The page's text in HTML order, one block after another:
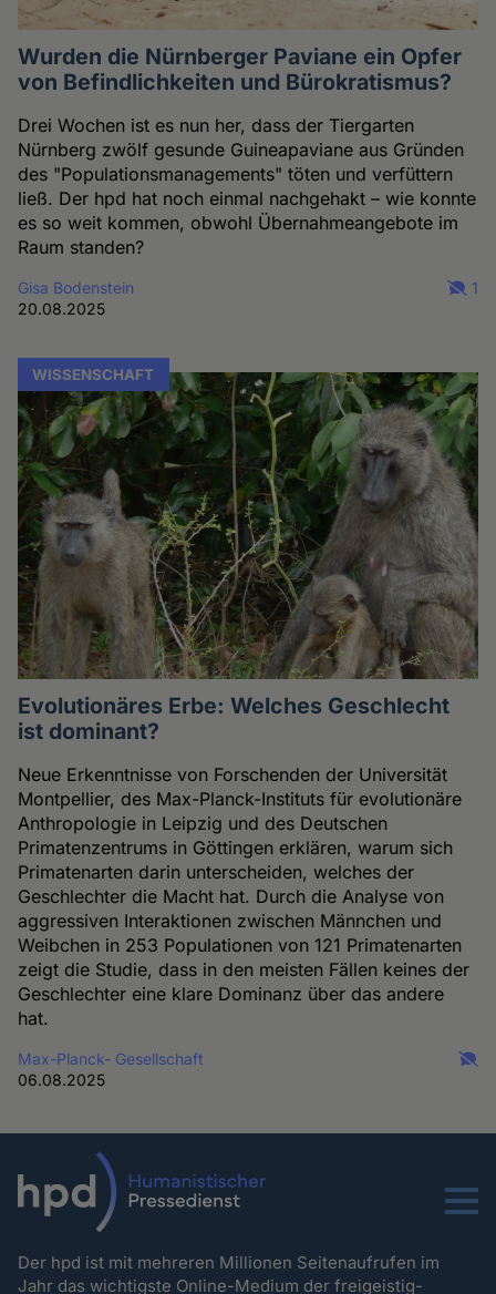
Wurden die Nürnberger Paviane ein Opfer
von Befindlichkeiten und Bürokratismus?
Drei Wochen ist es nun her, dass der Tiergarten
Nürnberg zwölf gesunde Guineapaviane aus Gründen
des "Populationsmanagements" töten und verfüttern
ließ. Der hpd hat noch einmal nachgehakt – wie konnte
es so weit kommen, obwohl Übernahmeangebote im
Raum standen?
Gisa Bodenstein
20.08.2025
1
WISSENSCHAFT
Evolutionäres Erbe: Welches Geschlecht
ist dominant?
Neue Erkenntnisse von Forschenden der Universität
Montpellier, des Max-Planck-Instituts für evolutionäre
Anthropologie in Leipzig und des Deutschen
Primatenzentrums in Göttingen erklären, warum sich
Primatenarten darin unterscheiden, welches der
Geschlechter die Macht hat. Durch die Analyse von
aggressiven Interaktionen zwischen Männchen und
Weibchen in 253 Populationen von 121 Primatenarten
zeigt die Studie, dass in den meisten Fällen keines der
Geschlechter eine klare Dominanz über das andere
hat.
Max-Planck- Gesellschaft
06.08.2025
Menu
Der hpd ist mit mehreren Millionen Seitenaufrufen im
Jahr das wichtigste Online-Medium der freigeistig-